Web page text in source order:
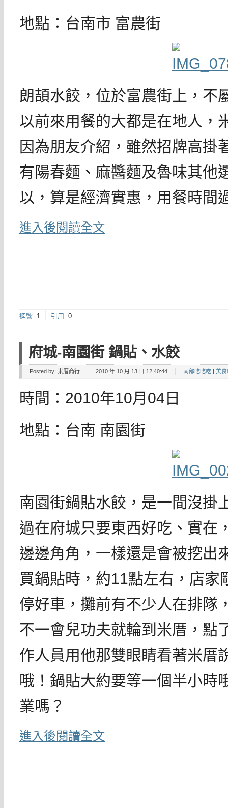
地點：台南市 富農街
朗頡水餃，位於富農街上，不
以前來用餐的大都是在地人，
因為朋友介紹，雖然招牌高掛
有陽春麵、麻醬麵及魯味其他
以，算是經濟實惠，用餐時間
進入後閱讀全文
迴響: 1 引用 : 0
府城-南園街 鍋貼、水餃
Posted by: 米厝商行 2010 年 10 月 13 日 12:40:44 南部吃吃吃 | 美食
時間：2010年10月04日
地點：台南 南園街
南園街鍋貼水餃，是一間沒掛
過在府城只要東西好吃、實在
邊邊角角，一樣還是會被挖出
買鍋貼時，約11點左右，店家
停好車，攤前有不少人在排隊
不一會兒功夫就輪到米厝，點
作人員用他那雙眼睛看著米厝
哦！鍋貼大約要等一個半小時
業嗎？
進入後閱讀全文